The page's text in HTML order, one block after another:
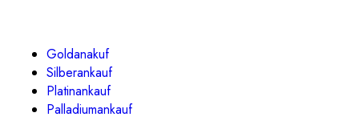
Goldanakuf
Silberankauf
Platinankauf
Palladiumankauf